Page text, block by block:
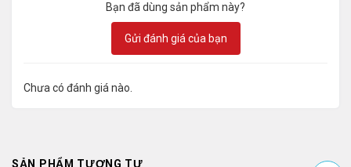
Bạn đã dùng sản phẩm này?
Gửi đánh giá của bạn
Chưa có đánh giá nào.
SẢN PHẨM TƯƠNG TỰ